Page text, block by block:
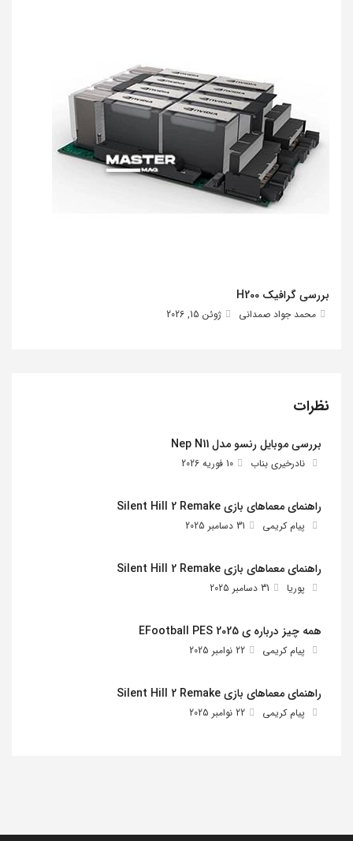
بررسی گرافیک H200
محمد جواد صمدانی ژوئن 15, 2026
نظرات
بررسی موبایل رنسو مدل Nep N11
نادرخیری بناب 10 فوریه 2026
راهنمای معماهای بازی Silent Hill 2 Remake
پیام کریمی 31 دسامبر 2025
راهنمای معماهای بازی Silent Hill 2 Remake
پوریا 31 دسامبر 2025
همه چیز درباره ی EFootball PES 2025
پیام کریمی 22 نوامبر 2025
راهنمای معماهای بازی Silent Hill 2 Remake
پیام کریمی 22 نوامبر 2025